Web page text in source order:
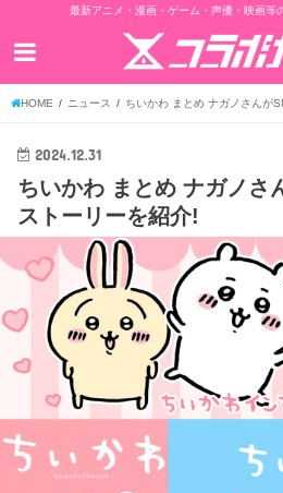
最新アニメ・漫画・ゲーム・声優・映画等
HOME ニュース ちいかわ まとめ ナガノさんが
2024.12.31
ちいかわ まとめ ナガノさ
ストーリーを紹介!